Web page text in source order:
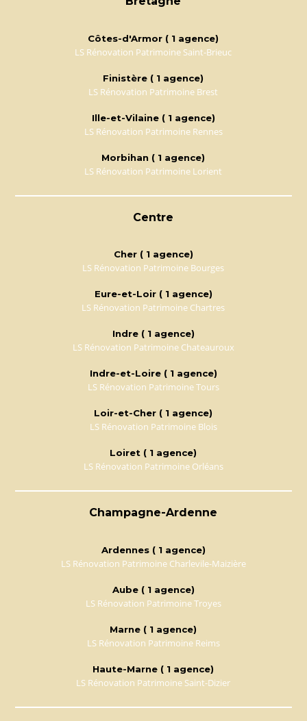
Côtes-d'Armor ( 1 agence)
LS Rénovation Patrimoine Saint-Brieuc
Finistère ( 1 agence)
LS Rénovation Patrimoine Brest
Ille-et-Vilaine ( 1 agence)
LS Rénovation Patrimoine Rennes
Morbihan ( 1 agence)
LS Rénovation Patrimoine Lorient
Centre
Cher ( 1 agence)
LS Rénovation Patrimoine Bourges
Eure-et-Loir ( 1 agence)
LS Rénovation Patrimoine Chartres
Indre ( 1 agence)
LS Rénovation Patrimoine Chateauroux
Indre-et-Loire ( 1 agence)
LS Rénovation Patrimoine Tours
Loir-et-Cher ( 1 agence)
LS Rénovation Patrimoine Blois
Loiret ( 1 agence)
LS Rénovation Patrimoine Orléans
Champagne-Ardenne
Ardennes ( 1 agence)
LS Rénovation Patrimoine Charlevile-Maizière
Aube ( 1 agence)
LS Rénovation Patrimoine Troyes
Marne ( 1 agence)
LS Rénovation Patrimoine Reims
Haute-Marne ( 1 agence)
LS Rénovation Patrimoine Saint-Dizier